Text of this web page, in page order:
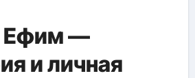
Ефим —
и личная